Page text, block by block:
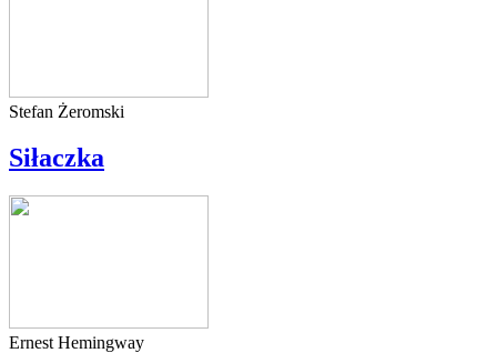
Stefan Żeromski
Siłaczka
Ernest Hemingway